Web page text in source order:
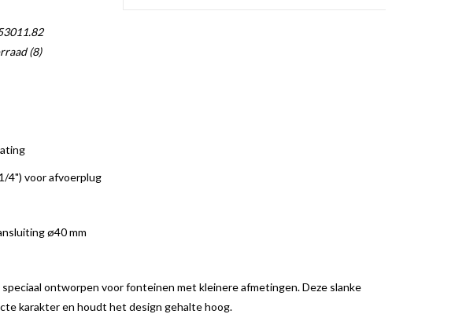
(8)
4") voor afvoerplug
ø40 mm
ontworpen voor fonteinen met kleinere afmetingen. Deze slanke
karakter en houdt het design gehalte hoog.